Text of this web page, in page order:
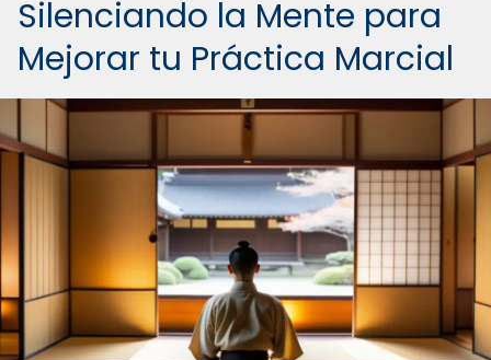
Silenciando la Mente para
Mejorar tu Práctica Marcial